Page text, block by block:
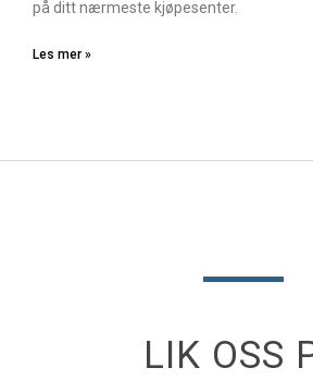
på ditt nærmeste kjøpesenter.
Les mer »
LIK OSS